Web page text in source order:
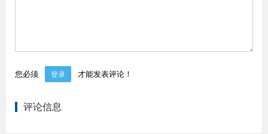
您必须 登录 才能发表评论！
评论信息